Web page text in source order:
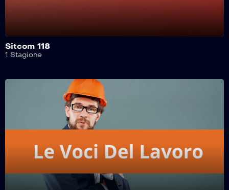
Motosport Garage – 22^ Puntata
Motosport Garage – 20^ Puntata
Motosport Garage – 19^ Puntata
Motosport Garage – 18^ Puntata
Sitcom 118
1 Stagione